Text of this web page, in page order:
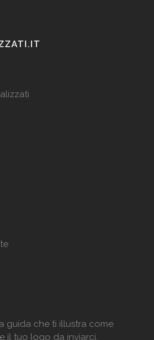
guida che ti illustra come
il tuo logo da inviarci.